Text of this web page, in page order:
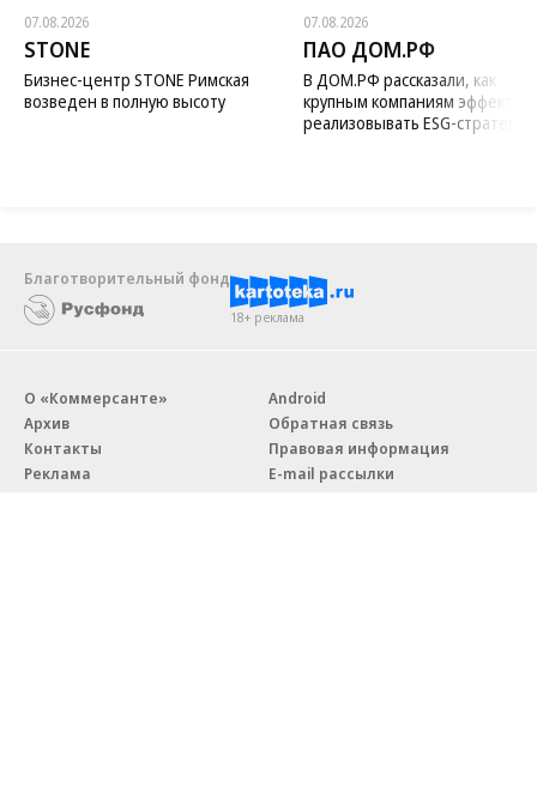
07.08.2026
STONE
Бизнес-центр STONE Римская
возведен в полную высоту
07.08.2026
ПАО ДОМ.РФ
В ДОМ.РФ рассказали, как
крупным компаниям
реализовывать ESG-стратегию
Благотворительный фонд
18+ реклама
О «Коммерсанте»
Архив
Контакты
Реклама
Android
Обратная связь
Правовая информация
E-mail рассылки